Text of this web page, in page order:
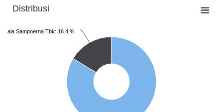
Distribusi
Sampoerna Tbk: 16.4 %